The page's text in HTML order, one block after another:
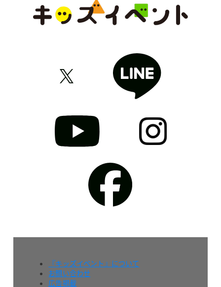
『キッズイベント』について
お問い合わせ
広告掲載